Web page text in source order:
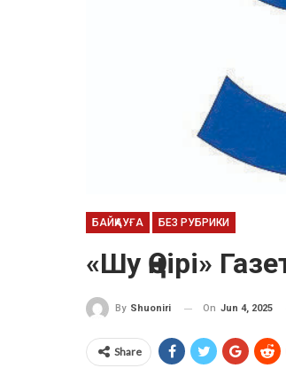
БАЙҚАУҒА БЕЗ РУБРИКИ
«Шу Өңірі»
By Shuoniri On Jun 4, 2025
Share